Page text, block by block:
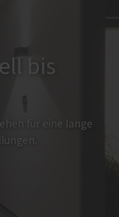
Rollladen von
bis
für eine lange